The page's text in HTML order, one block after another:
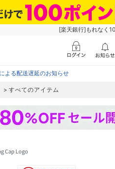
[楽天銀行]もれなく
よる配送遅延のお知らせ
すべてのアイテム
Cap Logo